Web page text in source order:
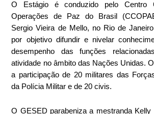
O Estágio é conduzido pelo Centro
Operações de Paz do Brasil
Sergio Vieira de Mello, no Rio de
por objetivo difundir e nivelar
desempenho das funções
atividade no âmbito das Nações Unidas.
a participação de 20 militares das
da Polícia Militar e de 20 civis.
O GESED parabeniza a mestranda Kelly